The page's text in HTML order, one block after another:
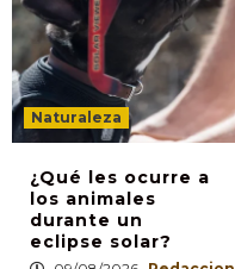
Naturaleza
¿Qué les ocurre a
los animales
durante un
eclipse solar?